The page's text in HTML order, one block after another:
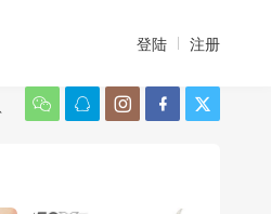
登陆 注册
    